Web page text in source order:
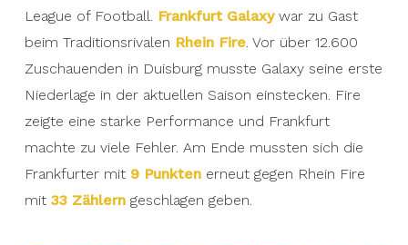
League of Football. Frankfurt Galaxy war zu Gast
beim Traditionsrivalen Rhein Fire. Vor über 12.600
Zuschauenden in Duisburg musste Galaxy seine erste
Niederlage in der aktuellen Saison einstecken. Fire
zeigte eine starke Performance und Frankfurt
machte zu viele Fehler. Am Ende mussten sich die
Frankfurter mit 9 Punktenerneut gegen Rhein Fire
mit 33 Zählerngeschlagen geben.